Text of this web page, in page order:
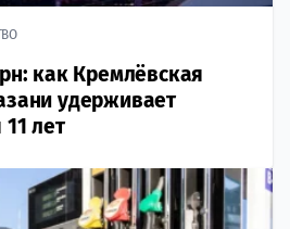
как Кремлёвская
удерживает
лет